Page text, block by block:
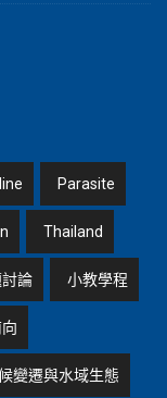
Parasite
Thailand
論 小教學程
變遷與水域生態